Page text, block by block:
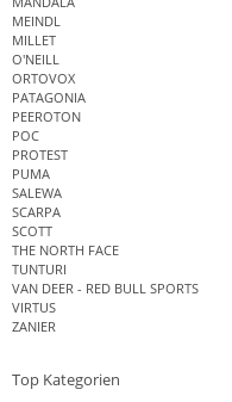
MEINDL
MILLET
O'NEILL
ORTOVOX
PATAGONIA
PEEROTON
POC
PROTEST
PUMA
SALEWA
SCARPA
SCOTT
THE NORTH FACE
TUNTURI
VAN DEER - RED BULL SPORTS
VIRTUS
ZANIER
Top Kategorien